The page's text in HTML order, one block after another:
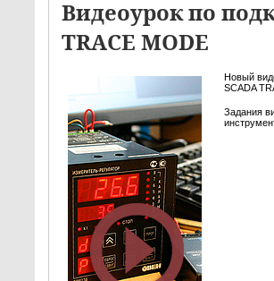
Видеоурок по
TRACE MODE
Новый
SCADA
Задания